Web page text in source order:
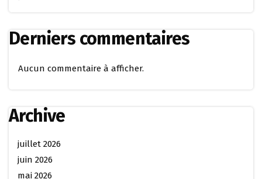
Derniers commentaires
Aucun commentaire à afficher.
Archive
juillet 2026
juin 2026
mai 2026